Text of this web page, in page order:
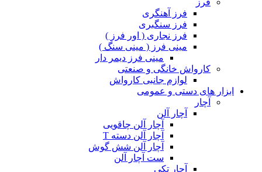
فرز آهنگری
فرز سنگبری
فرز نجاری ( اور فرز )
مینی فرز ( مینی سنگ )
مینی فرز دیمر دار
کارواش خانگی و صنعتی
لوازم جانبی کارواش
ابزار های دستی و عمومی
آچار
آچار آلن
آچار آلن چاقویی
آچار آلن دسته T
آچار آلن شش گوش
ست آچار آلن
آچار تکی